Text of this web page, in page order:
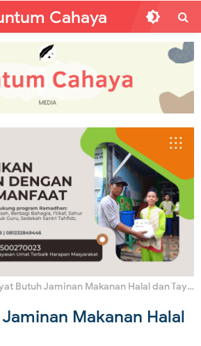
Cahaya
Butuh Jaminan Makanan Halal dan Tayib
Makanan Halal